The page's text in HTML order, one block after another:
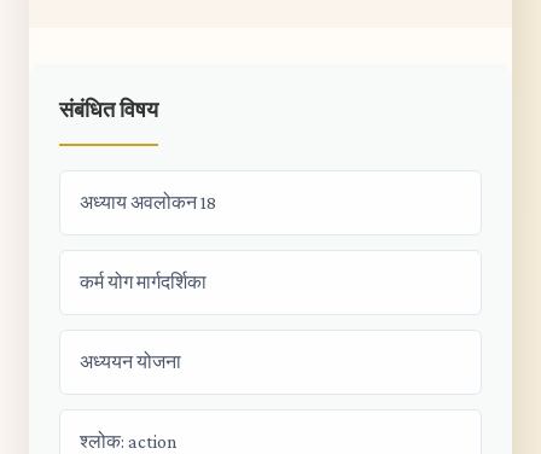
संबंधित विषय
अध्याय अवलोकन 18
कर्म योग मार्गदर्शिका
अध्ययन योजना
श्लोक: action